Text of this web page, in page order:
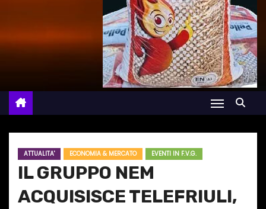
ATTUALITA' ECONOMIA & MERCATO EVENTI IN F.V.G.
IL GRUPPO NEM
ACQUISISCE TELEFRIULI,